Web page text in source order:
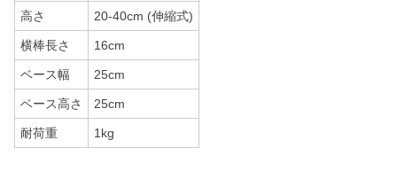
高さ 20-40cm (伸縮式)
横棒長さ 16cm
ベース幅 25cm
ベース高さ 25cm
耐荷重 1kg